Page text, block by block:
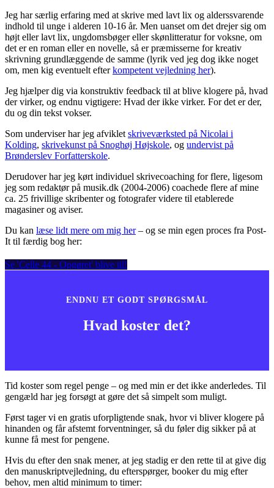
Jeg har særlig erfaring med at skrive med lavt lix og alderssvarende
indhold til unge i alderen 10-16 år. Men uanset om det drejer sig om
højt eller lavt lix, ungdomsbøger eller skønlitteratur for voksne, om
det er en roman eller en novelle, så er præmisserne for kreativ
skrivning grundlæggende de samme (lyrik ved jeg dog ikke noget
om, men kig eventuelt efterkompetent vejledning her).
Jeg hjælper dig via konstruktiv feedback til at blive klogere på, hvad
der virker, og endnu vigtigere: Hvad der ikke virker. For det er der,
du og din tekst vokser.
Som underviser har jeg afviklet skriveværksted på Nicolai i
Kolding, skrivekunst på Snoghøj Højskole, og undervist på
Brønderslev Forfatterskole.
Derudover har jeg kørt individuel skrivecoaching for flere, ligesom
jeg som redaktør på musik.dk (2004-2006) coachede flere af mine
ca. 25 frivillige skribenter og fotografer videre til etablerede
magasiner og aviser.
Du kan læse lidt mere om mig her– og se min egen proces fra Post-
It til færdig bog her:
Se 'Celle 44 - Opgøret' blive til!
ENDNU ET GODT SPØRGSMÅL
Hvad koster det?
Tid koster som regel penge – og med min er det ikke anderledes. Til
gengæld har jeg forsøgt at gøre det så simpelt som muligt.
Først tager vi en gratis uforpligtende snak, hvor vi bliver klogere på
hinanden og får afstemt forventninger, så du føler dig sikker på at
kunne få mest for pengene.
Hvis du efter den snak mener, at jeg stadig er den rette til at give dig
den manuskriptvejledning, du efterspørger, booker du mig efter
behov, men altid minimum to timer: